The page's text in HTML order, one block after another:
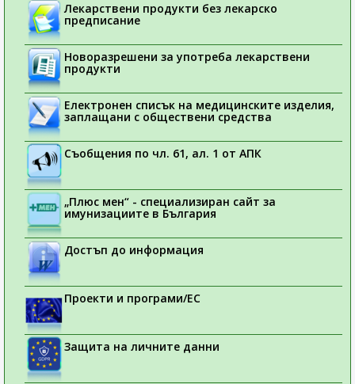
Лекарствени продукти без лекарско
предписание
Новоразрешени за употреба лекарствени
продукти
Електронен списък на медицинските изделия,
заплащани с обществени средства
Съобщения по чл. 61, ал. 1 от АПК
„Плюс мен“ - специализиран сайт за
имунизациите в България
Достъп до информация
Проекти и програми/ЕС
Защита на личните данни